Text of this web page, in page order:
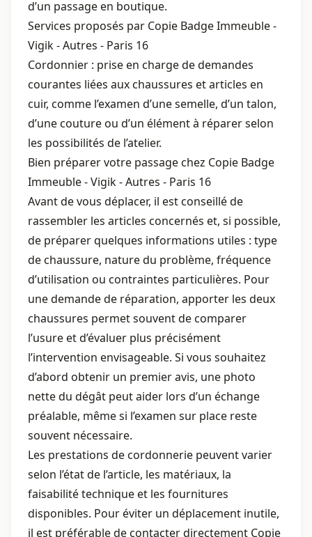
d’un passage en boutique.
Services proposés par Copie Badge Immeuble -
Vigik - Autres - Paris 16
Cordonnier : prise en charge de demandes
courantes liées aux chaussures et articles en
cuir, comme l’examen d’une semelle, d’un talon,
d’une couture ou d’un élément à réparer selon
les possibilités de l’atelier.
Bien préparer votre passage chez Copie Badge
Immeuble - Vigik - Autres - Paris 16
Avant de vous déplacer, il est conseillé de
rassembler les articles concernés et, si possible,
de préparer quelques informations utiles : type
de chaussure, nature du problème, fréquence
d’utilisation ou contraintes particulières. Pour
une demande de réparation, apporter les deux
chaussures permet souvent de comparer
l’usure et d’évaluer plus précisément
l’intervention envisageable. Si vous souhaitez
d’abord obtenir un premier avis, une photo
nette du dégât peut aider lors d’un échange
préalable, même si l’examen sur place reste
souvent nécessaire.
Les prestations de cordonnerie peuvent varier
selon l’état de l’article, les matériaux, la
faisabilité technique et les fournitures
disponibles. Pour éviter un déplacement inutile,
il est préférable de contacter directement Copie